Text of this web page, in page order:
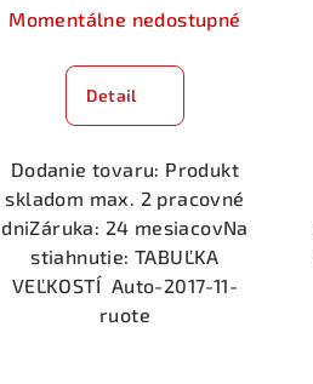
Momentálne nedostupné
Detail
Dodanie tovaru: Produkt
skladom max. 2 pracovné
dniZáruka: 24 mesiacovNa
stiahnutie: TABUĽKA
VEĽKOSTÍ Auto-2017-11-
ruote